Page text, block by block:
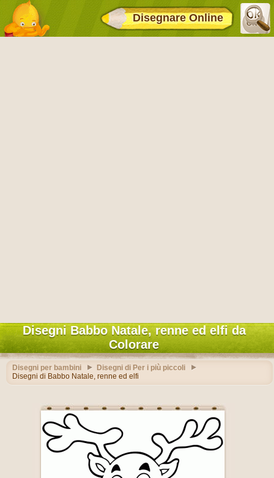
Disegnare Online
Disegni Babbo Natale, renne ed elfi da
Colorare
Disegni per bambini
Disegni di Per i più piccoli
Disegni di Babbo Natale, renne ed elfi